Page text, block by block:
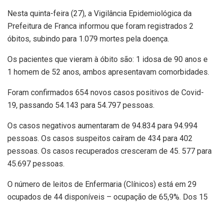
Nesta quinta-feira (27), a Vigilância Epidemiológica da
Prefeitura de Franca informou que foram registrados 2
óbitos, subindo para 1.079 mortes pela doença.
Os pacientes que vieram à óbito são: 1 idosa de 90 anos e
1 homem de 52 anos, ambos apresentavam comorbidades.
Foram confirmados 654 novos casos positivos de Covid-
19, passando 54.143 para 54.797 pessoas.
Os casos negativos aumentaram de 94.834 para 94.994
pessoas. Os casos suspeitos caíram de 434 para 402
pessoas. Os casos recuperados cresceram de 45. 577 para
45.697 pessoas.
O número de leitos de Enfermaria (Clínicos) está em 29
ocupados de 44 disponíveis – ocupação de 65,9%. Dos 15